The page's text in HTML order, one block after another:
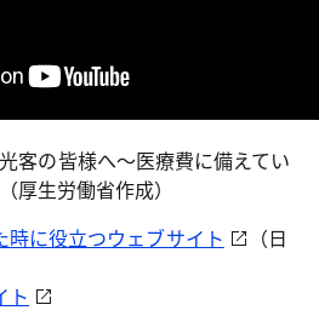
客の皆様へ～医療費に備えてい
厚生労働省作成）
時に役立つウェブサイト
（日
ト